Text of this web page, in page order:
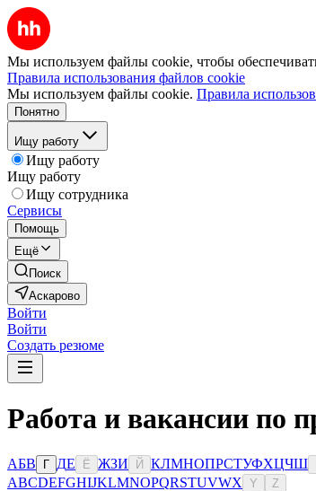
Мы используем файлы cookie, чтобы
Правила использования файлов cookie
Мы используем файлы cookie. Правила
Понятно
Ищу работу
Ищу работу
Ищу работу
Ищу сотрудника
Сервисы
Помощь
Ещё
Поиск
Аскарово
Войти
Войти
Создать резюме
Работа и вакансии по
АБВ Г ДЕ Ё ЖЗИ Й КЛМНОПРСТУФХЦЧШ
ABCDEFGHIJKLMNOPQRSTUVWX Y Z